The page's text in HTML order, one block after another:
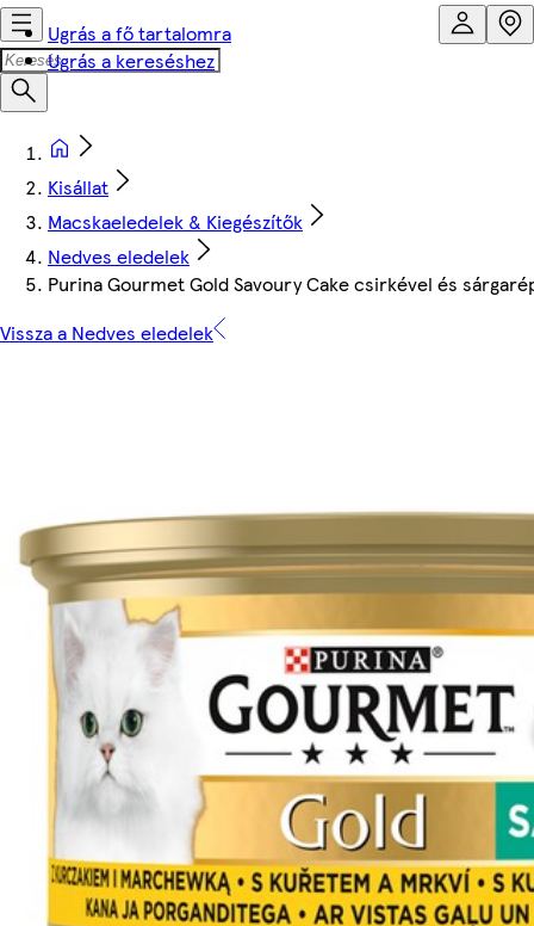
Ugrás a fő tartalomra
Ugrás a kereséshez
Kisállat
Macskaeledelek & Kiegészítők
Nedves eledelek
Purina Gourmet Gold Savoury Cake csirkével és
Vissza a Nedves eledelek